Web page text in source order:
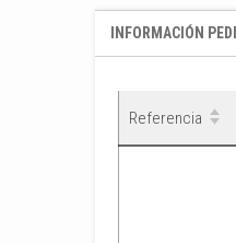
INFORMACIÓN
Referencia
Referencia
Referencia